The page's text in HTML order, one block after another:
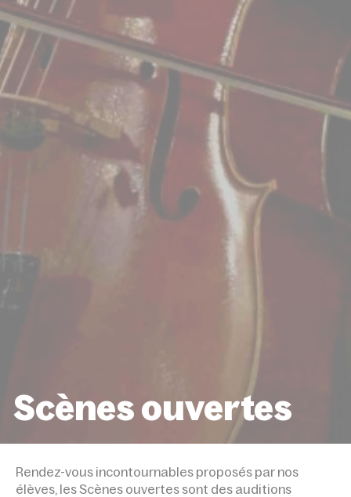
Scènes ouvertes
Rendez-vous incontournables proposés par nos
élèves, les Scènes ouvertes sont des auditions